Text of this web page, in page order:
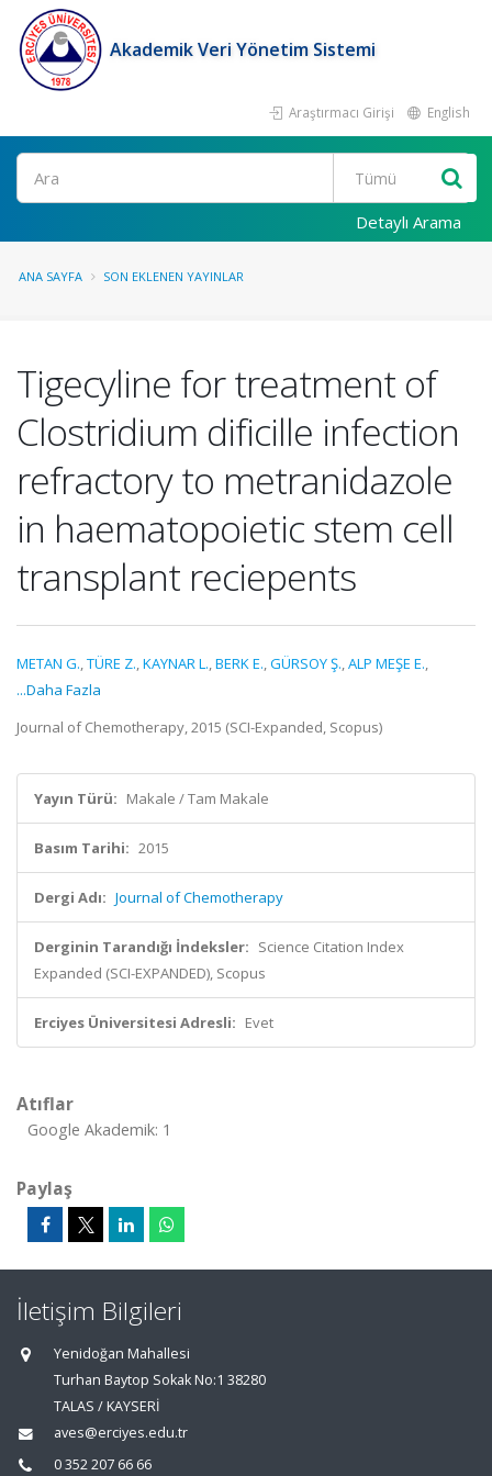
Akademik Veri Yönetim Sistemi
Araştırmacı Girişi English
Ara
Detaylı Arama
ANA SAYFA SON EKLENEN YAYINLAR
Tigecyline for treatment of
Clostridium dificille infection
refractory to metranidazole
in haematopoietic stem cell
transplant reciepents
METAN G.,TÜRE Z.,KAYNAR L.,BERK E.,GÜRSOY Ş.,ALP MEŞE E.,
...Daha Fazla
Journal of Chemotherapy, 2015 (SCI-Expanded, Scopus)
Yayın Türü: Makale / Tam Makale
Basım Tarihi: 2015
Dergi Adı: Journal of Chemotherapy
Derginin Tarandığı İndeksler: Science Citation Index
Expanded (SCI-EXPANDED), Scopus
Erciyes Üniversitesi Adresli: Evet
Atıflar
Google Akademik: 1
Paylaş
İletişim Bilgileri
Yenidoğan Mahallesi
Turhan Baytop Sokak No:1 38280
TALAS / KAYSERİ
aves@erciyes.edu.tr
0 352 207 66 66